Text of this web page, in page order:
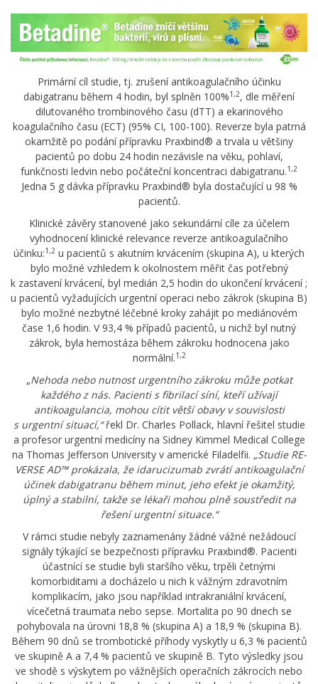
Primární cíl studie, tj. zrušení antikoagulačního účinku
dabigatranu během 4 hodin, byl splněn 100%1,2, dle měření
dilutovaného trombinového času (dTT) a ekarinového
koagulačního času (ECT) (95% CI, 100-100). Reverze byla patrná
okamžitě po podání přípravku Praxbind® a trvala u většiny
pacientů po dobu 24 hodin nezávisle na věku, pohlaví,
funkčnosti ledvin nebo počáteční koncentraci dabigatranu.1,2
Jedna 5 g dávka přípravku Praxbind® byla dostačující u 98 %
pacientů.
Klinické závěry stanovené jako sekundární cíle za účelem
vyhodnocení klinické relevance reverze antikoagulačního
účinku:1,2 u pacientů s akutním krvácením (skupina A), u kterých
bylo možné vzhledem k okolnostem měřit čas potřebný
k zastavení krvácení, byl medián 2,5 hodin do ukončení krvácení ;
u pacientů vyžadujících urgentní operaci nebo zákrok (skupina B)
bylo možné nezbytné léčebné kroky zahájit po mediánovém
čase 1,6 hodin. V 93,4 % případů pacientů, u nichž byl nutný
zákrok, byla hemostáza během zákroku hodnocena jako
normální.1,2
„Nehoda nebo nutnost urgentního zákroku může potkat
každého z nás. Pacienti s fibrilací síní, kteří užívají
antikoagulancia, mohou cítit větší obavy v souvislosti
s urgentní situací,“řekl Dr. Charles Pollack, hlavní řešitel studie
a profesor urgentní medicíny na Sidney Kimmel Medical College
na Thomas Jefferson University v americké Filadelfii. „Studie RE-
VERSE AD™ prokázala, že idarucizumab zvrátí antikoagulační
účinek dabigatranu během minut, jeho efekt je okamžitý,
úplný a stabilní, takže se lékaři mohou plně soustředit na
řešení urgentní situace.“
V rámci studie nebyly zaznamenány žádné vážné nežádoucí
signály týkající se bezpečnosti přípravku Praxbind®. Pacienti
účastnící se studie byli staršího věku, trpěli četnými
komorbiditami a docházelo u nich k vážným zdravotním
komplikacím, jako jsou například intrakraniální krvácení,
vícečetná traumata nebo sepse. Mortalita po 90 dnech se
pohybovala na úrovni 18,8 % (skupina A) a 18,9 % (skupina B).
Během 90 dnů se trombotické příhody vyskytly u 6,3 % pacientů
ve skupině A a 7,4 % pacientů ve skupině B. Tyto výsledky jsou
ve shodě s výskytem po vážnějších operačních zákrocích nebo